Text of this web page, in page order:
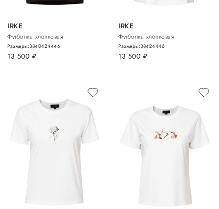
IRKE
Футболка хлопковая
13 500 руб.
Размеры:3840424446
IRKE
Футболка хлопковая
13 500 руб.
Размеры:38424446